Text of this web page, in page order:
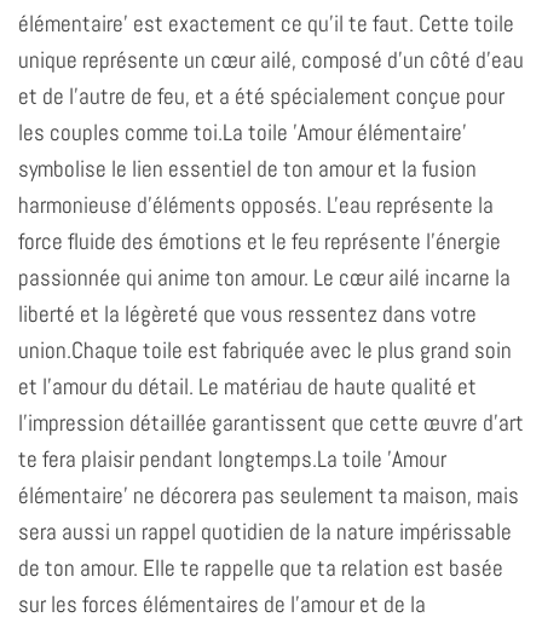
élémentaire' est exactement ce qu'il te faut. Cette toile
unique représente un cœur ailé, composé d'un côté d'eau
et de l'autre de feu, et a été spécialement conçue pour
les couples comme toi.La toile 'Amour élémentaire'
symbolise le lien essentiel de ton amour et la fusion
harmonieuse d'éléments opposés. L'eau représente la
force fluide des émotions et le feu représente l'énergie
passionnée qui anime ton amour. Le cœur ailé incarne la
liberté et la légèreté que vous ressentez dans votre
union.Chaque toile est fabriquée avec le plus grand soin
et l'amour du détail. Le matériau de haute qualité et
l'impression détaillée garantissent que cette œuvre d'art
te fera plaisir pendant longtemps.La toile 'Amour
élémentaire' ne décorera pas seulement ta maison, mais
sera aussi un rappel quotidien de la nature impérissable
de ton amour. Elle te rappelle que ta relation est basée
sur les forces élémentaires de l'amour et de la